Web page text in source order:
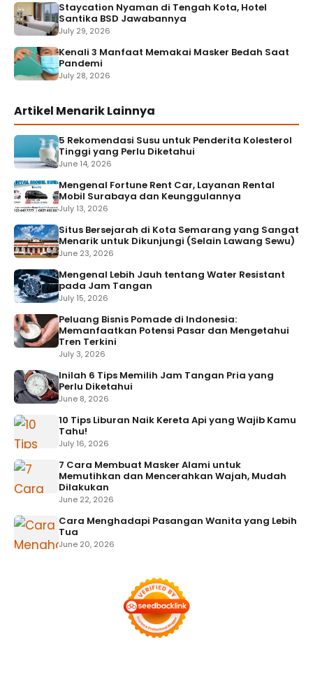
Staycation Nyaman di Tengah Kota, Hotel
Santika BSD Jawabannya
July 29, 2026
Kenali 3 Manfaat Memakai Masker Bedah Saat
Pandemi
July 28, 2026
Artikel Menarik Lainnya
5 Rekomendasi Susu untuk Penderita Kolesterol
Tinggi yang Perlu Diketahui
June 14, 2026
Mengenal Fortune Rent Car, Layanan Rental
Mobil Surabaya dan Keunggulannya
July 13, 2026
Situs Bersejarah di Kota Semarang yang Sangat
Menarik untuk Dikunjungi (Selain Lawang Sewu)
June 23, 2026
Mengenal Lebih Jauh tentang Water Resistant
pada Jam Tangan
July 15, 2026
Peluang Bisnis Pomade di Indonesia:
Memanfaatkan Potensi Pasar dan Mengetahui
Tren Terkini
July 3, 2026
Inilah 6 Tips Memilih Jam Tangan Pria yang
Perlu Diketahui
June 8, 2026
10 Tips Liburan Naik Kereta Api yang Wajib Kamu
Tahu!
July 16, 2026
7 Cara Membuat Masker Alami untuk
Memutihkan dan Mencerahkan Wajah, Mudah
Dilakukan
June 22, 2026
Cara Menghadapi Pasangan Wanita yang Lebih
Tua
June 20, 2026